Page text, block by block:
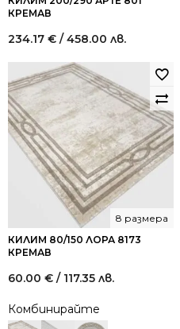
КРЕМАВ
234.17 € / 458.00 лв.
КИЛИМ 80/150 ЛОРА 8173
КРЕМАВ
8 размера
60.00 € / 117.35 лв.
Комбинирайте